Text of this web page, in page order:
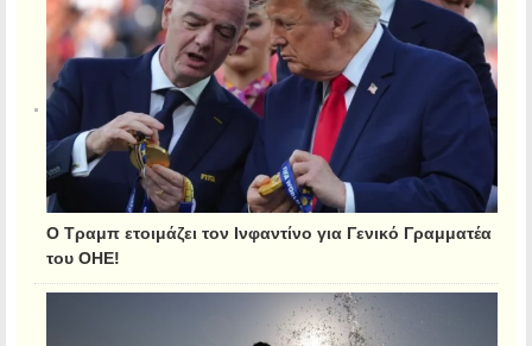
Ο Τραμπ ετοιμάζει τον Ινφαντίνο για Γενικό Γραμματέα
του ΟΗΕ!